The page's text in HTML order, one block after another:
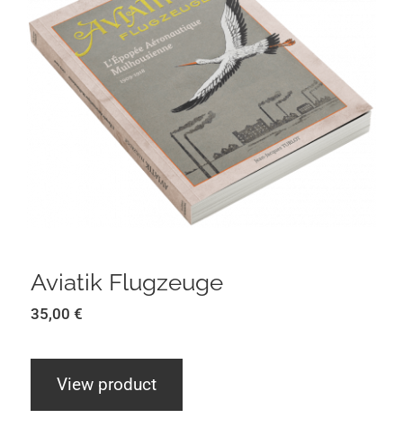
Aviatik Flugzeuge
Aviatik Flugzeuge
35,00€
View product